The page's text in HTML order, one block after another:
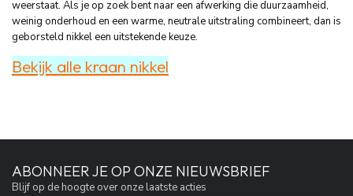
weerstaat. Als je op zoek bent naar een afwerking die duurzaamheid,
weinig onderhoud en een warme, neutrale uitstraling combineert, dan is
geborsteld nikkel een uitstekende keuze.
Bekijk alle kraan nikkel
ABONNEER JE OP ONZE NIEUWSBRIEF
Blijf op de hoogte over onze laatste acties